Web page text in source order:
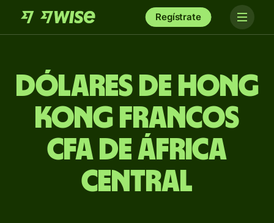
Regístrate
Dólares de Hong
Kong francos
CFA de África
Central